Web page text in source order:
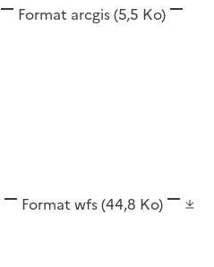
Format arcgis(5,5 Ko)
Format wfs(44,8 Ko)